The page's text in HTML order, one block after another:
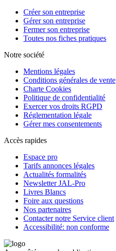
Créer son entreprise
Gérer son entreprise
Fermer son entreprise
Toutes nos fiches pratiques
Notre société
Mentions légales
Conditions générales de vente
Charte Cookies
Politique de confidentialité
Exercer vos droits RGPD
Réglementation légale
Gérer mes consentements
Accès rapides
Espace pro
Tarifs annonces légales
Actualités formalités
Newsletter JAL-Pro
Livres Blancs
Foire aux questions
Nos partenaires
Contacter notre Service client
Accessibilité: non conforme